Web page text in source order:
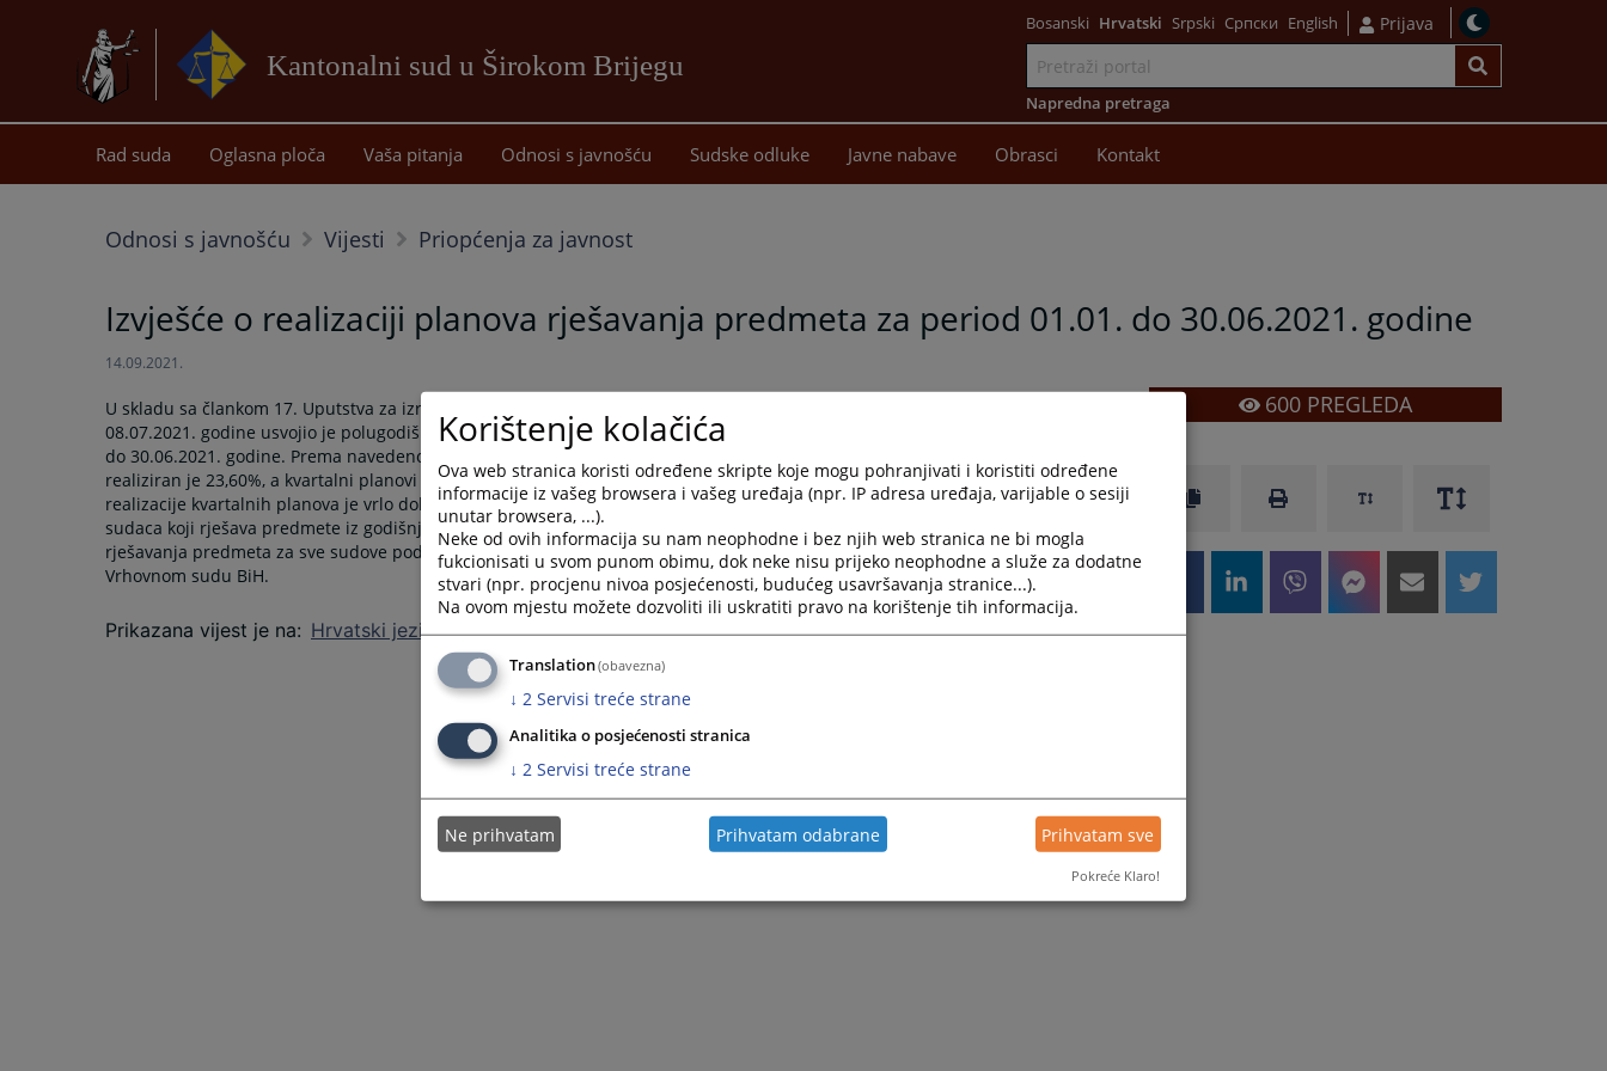
Kantonalni sud u Širokom Brijegu
sadržaj
Bosanski Hrvatski Srpski Српски English Prijava
Napredna pretraga
Rad suda Oglasna ploča Vaša pitanja Odnosi s javnošću Sudske odluke Javne nabave Obrasci Kontakt
Odnosi s javnošću Vijesti Priopćenja za javnost
Izvješće o realizaciji planova rješavanja predmeta za period 01.01. do 30.06.2021. godine
14.09.2021.
U skladu sa člankom 17. Uputstva za izradu planova rješavanja predmeta, stručni kolegij suda na sjednici održanoj dana
08.07.2021. godine usvojio je polugodišnju informaciju o realizaciji planova rješavanja predmeta za period 01.01.2021.
do 30.06.2021. godine. Prema navedenoj informaciji godišnji plan rješavanja prvostupanjskih predmeta u sudu
realiziran je 23,60%, a kvartalni planovi za rješavanje drugostupanjskih predmeta realiziran je 95,03%. Postotak
realizacije kvartalnih planova je vrlo dobar, dok je realizacija godišnjeg plana zadovoljavajuća s tim da je jedan od
sudaca koji rješava predmete iz godišnjeg plana bio duže vrijeme na bolovanju. Informacija o provođenju Plana
rješavanja predmeta za sve sudove pod jurisdikcijom Županijskog suda u Širokom Brijegu, dostavljena je VSTV-u BiH i
Vrhovnom sudu BiH.
Prikazana vijest je na: Hrvatski jezik
600PREGLEDA
Korištenje kolačića
Ova web stranica koristi određene skripte koje mogu pohranjivati i koristiti određene
informacije iz vašeg browsera i vašeg uređaja (npr. IP adresa uređaja, varijable o sesiji
unutar browsera, ...).
Neke od ovih informacija su nam neophodne i bez njih web stranica ne bi mogla
fukcionisati u svom punom obimu, dok neke nisu prijeko neophodne a služe za dodatne
stvari (npr. procjenu nivoa posjećenosti, budućeg usavršavanja stranice...).
Na ovom mjestu možete dozvoliti ili uskratiti pravo na korištenje tih informacija.
Translation(obavezna)
↓ 2 Servisi treće strane
Analitika o posjećenosti stranica
↓ 2 Servisi treće strane
Ne prihvatam Prihvatam odabrane Prihvatam sve
Pokreće Klaro!